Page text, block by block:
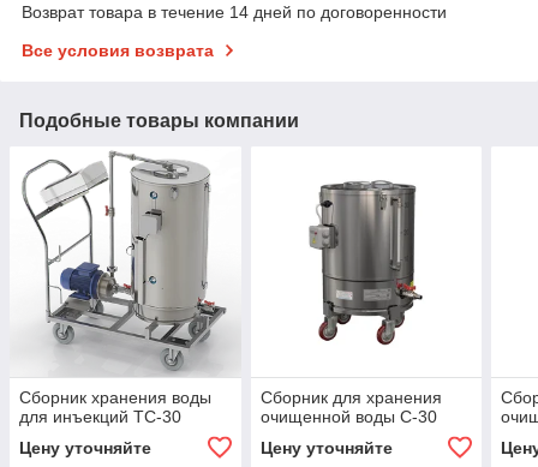
Возврат товара в течение 14 дней по договоренности
Все условия возврата
Подобные товары компании
Сборник хранения воды
для инъекций ТС-30
Цену уточняйте
Сборник для хранения
очищенной воды С-30
Цену уточняйте